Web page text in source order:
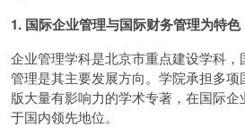
1. 国际企业管理与国际财务管理为特色
企业管理学科是北京市重点建设学科
管理是其主要发展方向。学院承担多
版大量有影响力的学术专著，在国际
于国内领先地位。